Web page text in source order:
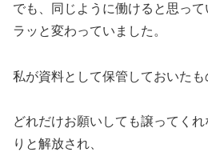
でも、同じように働けると思っ
ラッと変わっていました。
私が資料として保管しておいたも
どれだけお願いしても譲ってく
りと解放され、